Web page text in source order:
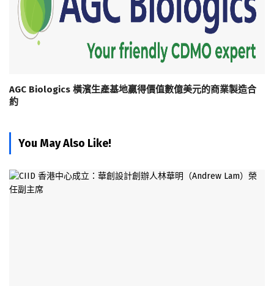
AGC Biologics 橫濱生產基地贏得價值數億美元的商業製造合
約
You May Also Like!